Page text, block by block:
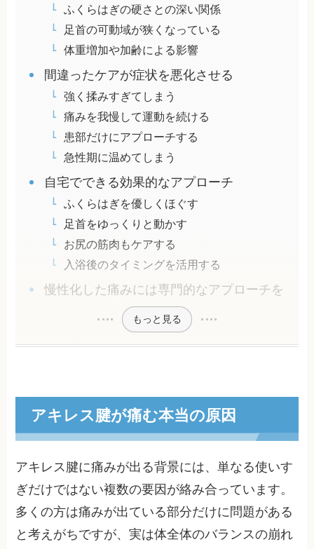
ふくらはぎの硬さとの深い関係
足首の可動域が狭くなっている
体重増加や加齢による影響
間違ったケアが症状を悪化させる
強く揉みすぎてしまう
痛みを我慢して運動を続ける
患部だけにアプローチする
急性期に温めてしまう
自宅でできる効果的なアプローチ
ふくらはぎを優しくほぐす
足首をゆっくりと動かす
お尻の筋肉もケアする
入浴後のタイミングを活用する
慢性化した痛みには専門的なアプローチを
もっと見る
アキレス腱が痛む本当の原因
アキレス腱に痛みが出る背景には、単なる使いす
ぎだけではない複数の要因が絡み合っています。
多くの方は痛みが出ている部分だけに問題がある
と考えがちですが、実は体全体のバランスの崩れ